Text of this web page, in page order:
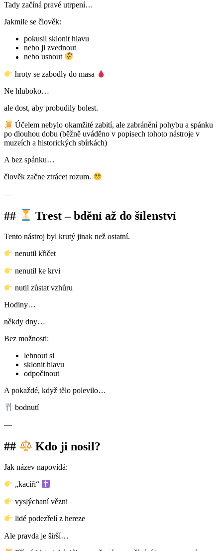
Tady začíná pravé utrpení…
Jakmile se člověk:
pokusil sklonit hlavu
nebo ji zvednout
nebo usnout
hroty se zabodly do masa
Ne hluboko…
ale dost, aby probudily bolest.
Účelem nebylo okamžité zabití, ale zabránění pohybu a spánku
po dlouhou dobu (běžně uváděno v popisech tohoto nástroje v
muzeích a historických sbírkách)
A bez spánku…
člověk začne ztrácet rozum.
—
## Trest – bdění až do šílenství
Tento nástroj byl krutý jinak než ostatní.
nenutil křičet
nenutil ke krvi
nutil zůstat vzhůru
Hodiny…
někdy dny…
Bez možnosti:
lehnout si
sklonit hlavu
odpočinout
A pokaždé, když tělo polevilo…
bodnutí
—
## Kdo ji nosil?
Jak název napovídá:
„kacíři“
vyslýchaní vězni
lidé podezřelí z hereze
Ale pravda je širší…